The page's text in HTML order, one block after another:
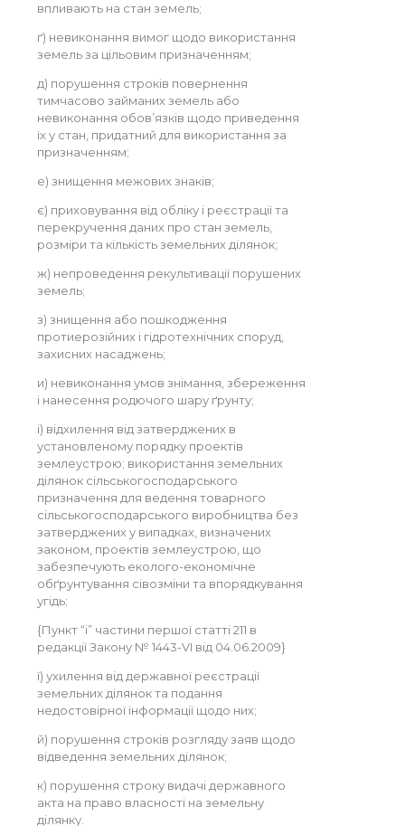
впливають на стан земель;
ґ) невиконання вимог щодо використання
земель за цільовим призначенням;
д) порушення строків повернення
тимчасово займаних земель або
невиконання обов’язків щодо приведення
їх у стан, придатний для використання за
призначенням;
е) знищення межових знаків;
є) приховування від обліку і реєстрації та
перекручення даних про стан земель,
розміри та кількість земельних ділянок;
ж) непроведення рекультивації порушених
земель;
з) знищення або пошкодження
протиерозійних і гідротехнічних споруд,
захисних насаджень;
и) невиконання умов знімання, збереження
і нанесення родючого шару ґрунту;
і) відхилення від затверджених в
установленому порядку проектів
землеустрою; використання земельних
ділянок сільськогосподарського
призначення для ведення товарного
сільськогосподарського виробництва без
затверджених у випадках, визначених
законом, проектів землеустрою, що
забезпечують еколого-економічне
обґрунтування сівозміни та впорядкування
угідь;
{Пункт “і” частини першої статті 211 в
редакції Закону № 1443-VI від 04.06.2009}
ї) ухилення від державної реєстрації
земельних ділянок та подання
недостовірної інформації щодо них;
й) порушення строків розгляду заяв щодо
відведення земельних ділянок;
к) порушення строку видачі державного
акта на право власності на земельну
ділянку.